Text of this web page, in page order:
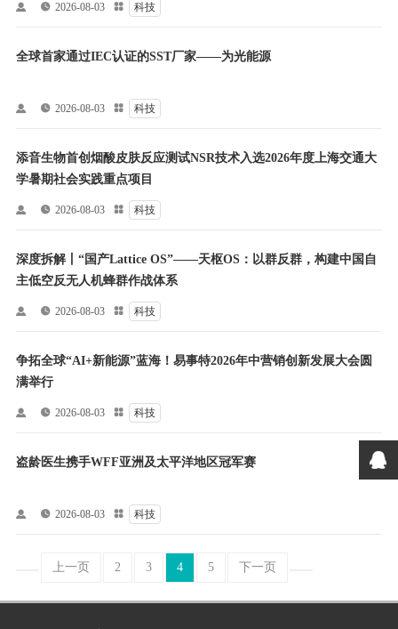
  2026-08-03  科技
全球首家通过IEC认证的SST厂家——为光能源
  2026-08-03  科技
添音生物首创烟酸皮肤反应测试NSR技术入选2026年度上海交通大
学暑期社会实践重点项目
  2026-08-03  科技
深度拆解丨“国产Lattice OS”——天枢OS：以群反群，构建中国自
主低空反无人机蜂群作战体系
  2026-08-03  科技
争拓全球“AI+新能源”蓝海！易事特2026年中营销创新发展大会圆
满举行
  2026-08-03  科技
盗龄医生携手WFF亚洲及太平洋地区冠军赛
  2026-08-03  科技
上一页 2 3 4 5 下一页